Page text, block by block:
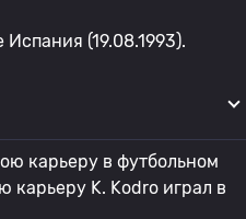
(19.08.1993).
карьеру в футбольном
карьеру K. Kodro играл в